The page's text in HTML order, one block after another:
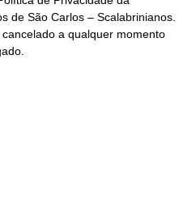
de São Carlos – Scalabrinianos.
a qualquer momento
.